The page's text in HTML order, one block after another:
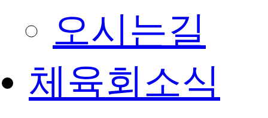
오시는길
체육회소식